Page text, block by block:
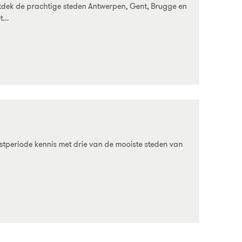
de prachtige steden Antwerpen, Gent, Brugge en
kennis met drie van de mooiste steden van